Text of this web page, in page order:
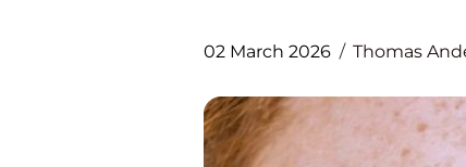
02 March 2026 Thomas